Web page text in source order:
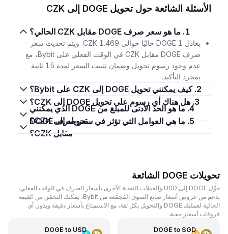
الأسئلة الشائعة حول تحويل DOGE إلى CZK
1. ما هو سعر صرف DOGE مقابل CZK الحالي؟
يعادل 1 DOGE حاليًا حوالي 1.469 CZK. ويتم تحديث سعر
صرف DOGE مقابل CZK في الوقت الفعلي على Bybit، مع
عدم وجود رسوم تحويل وضمان تثبيت السعر لمدة 15 ثانية
بمجرد التأكيد.
2. كيف يمكنني تحويل DOGE إلى CZK على Bybit؟
3. هل هناك أي رسوم على تحويل DOGE إلى CZK؟
4. ما هو الحد الأدنى للمبلغ من DOGE الذي يمكنني
تحويله إلى CZK؟5. ما هي العوامل التي تؤثر في سعر صرف DOGE
مقابل CZK؟
تحويلات DOGE الشائعة
حوِّل DOGE إلى USD والعملات النقدية الأخرى بأسعار الصرف في الوقت الفعلي.
بدعم من عروض أسعار صانع السوق المُجمَّعة من Bybit، يمكنك التحقق من القيمة
الحالية لعملتك DOGE والتحويل بكل ثقة، مع الاستمتاع بأسعار دقيقة وبدون أي
فروقات أسعار خفية.
DOGE to SGD
DOGE to USD